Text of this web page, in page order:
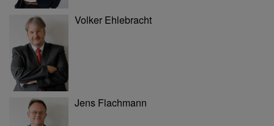
Volker Ehlebracht
Jens Flachmann